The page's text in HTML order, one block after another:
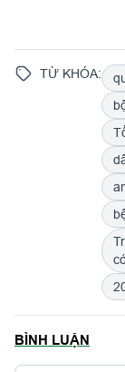
TỪ KHÓA:
BÌNH LUẬN